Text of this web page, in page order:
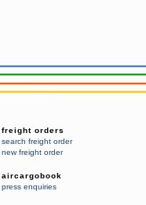
freight orders
search freight order
new freight order
aircargobook
press enquiries